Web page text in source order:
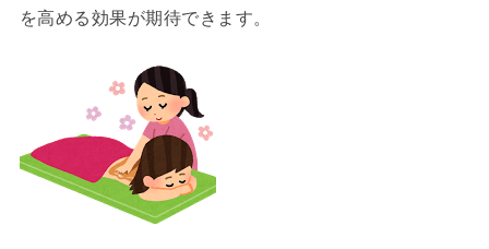
を高める効果が期待できます。